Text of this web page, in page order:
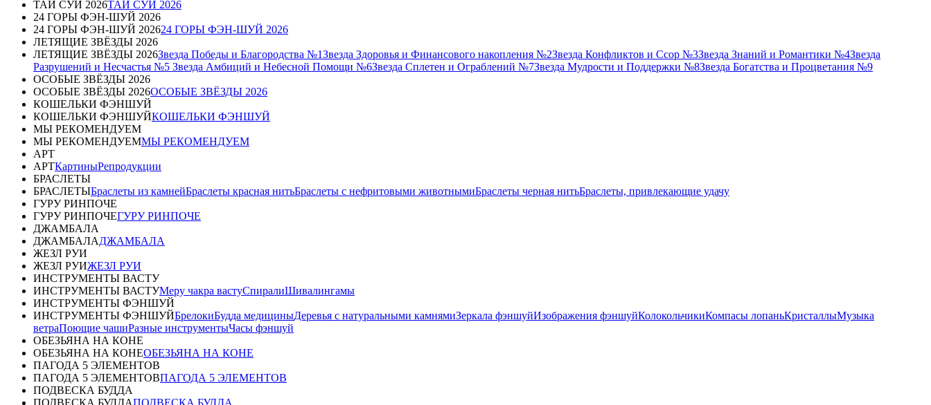
ТАЙ СУЙ 2026ТАЙ СУЙ 2026
24 ГОРЫ ФЭН-ШУЙ 2026
24 ГОРЫ ФЭН-ШУЙ 202624 ГОРЫ ФЭН-ШУЙ 2026
ЛЕТЯЩИЕ ЗВЁЗДЫ 2026
ЛЕТЯЩИЕ ЗВЁЗДЫ 2026Звезда Победы и Благородства №1Звезда Здоровья и Финансового накопления №2Звезда Конфликтов и Ссор №3Звезда Знаний и Романтики №4Звезда
Разрушений и Несчастья №5 Звезда Амбиций и Небесной Помощи №6Звезда Сплетен и Ограблений №7Звезда Мудрости и Поддержки №8Звезда Богатства и Процветания №9
ОСОБЫЕ ЗВЁЗДЫ 2026
ОСОБЫЕ ЗВЁЗДЫ 2026ОСОБЫЕ ЗВЁЗДЫ 2026
КОШЕЛЬКИ ФЭНШУЙ
КОШЕЛЬКИ ФЭНШУЙКОШЕЛЬКИ ФЭНШУЙ
МЫ РЕКОМЕНДУЕМ
МЫ РЕКОМЕНДУЕММЫ РЕКОМЕНДУЕМ
АРТ
АРТКартиныРепродукции
БРАСЛЕТЫ
БРАСЛЕТЫБраслеты из камнейБраслеты красная нитьБраслеты с нефритовыми животнымиБраслеты черная нитьБраслеты, привлекающие удачу
ГУРУ РИНПОЧЕ
ГУРУ РИНПОЧЕГУРУ РИНПОЧЕ
ДЖАМБАЛА
ДЖАМБАЛАДЖАМБАЛА
ЖЕЗЛ РУИ
ЖЕЗЛ РУИЖЕЗЛ РУИ
ИНСТРУМЕНТЫ ВАСТУ
ИНСТРУМЕНТЫ ВАСТУМеру чакра вастуСпиралиШивалингамы
ИНСТРУМЕНТЫ ФЭНШУЙ
ИНСТРУМЕНТЫ ФЭНШУЙБрелокиБудда медициныДеревья с натуральными камнямиЗеркала фэншуйИзображения фэншуйКолокольчикиКомпасы лопаньКристаллыМузыка
ветраПоющие чашиРазные инструментыЧасы фэншуй
ОБЕЗЬЯНА НА КОНЕ
ОБЕЗЬЯНА НА КОНЕОБЕЗЬЯНА НА КОНЕ
ПАГОДА 5 ЭЛЕМЕНТОВ
ПАГОДА 5 ЭЛЕМЕНТОВПАГОДА 5 ЭЛЕМЕНТОВ
ПОДВЕСКА БУДДА
ПОДВЕСКА БУДДАПОДВЕСКА БУДДА